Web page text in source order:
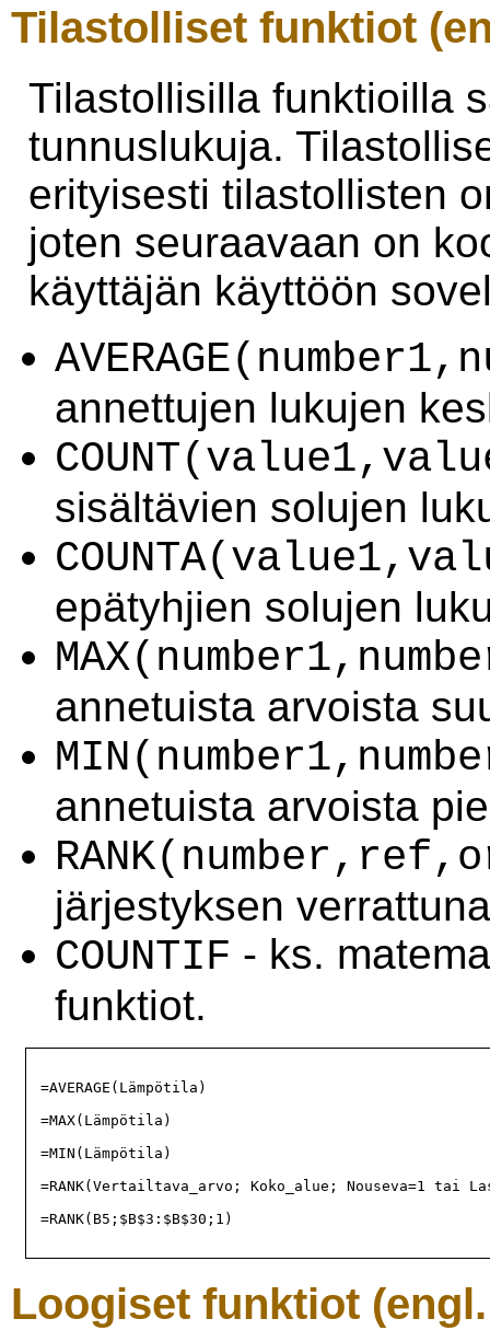
Tilastolliset funktiot
Tilastollisilla funktioilla
tunnuslukuja.
erityisesti tilastollisten
joten seuraavaan on
käyttäjän käyttöön
annettujen lukujen
sisältävien solujen
epätyhjien solujen
annetuista arvoista
annetuista arvoista
järjestyksen
COUNTIF - ks.
funktiot.
=AVERAGE(Lämpötila)
=MAX(Lämpötila)
=MIN(Lämpötila)
=RANK(Vertailtava_arvo; Koko_alue; Nouseva=1 tai
=RANK(B5;$B$3:$B$30;1)
Loogiset funktiot